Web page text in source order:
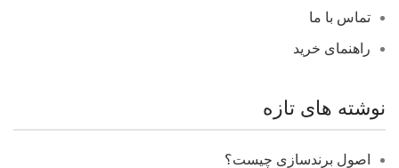
تماس با ما
راهنمای خرید
نوشته های تازه
اصول برندسازی چیست؟